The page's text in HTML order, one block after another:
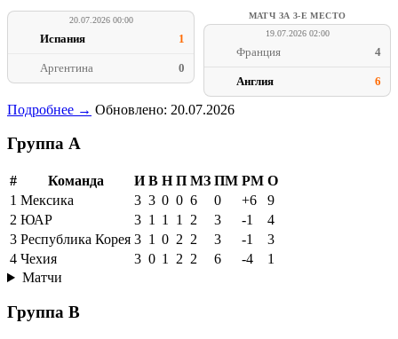
20.07.2026 00:00
Испания 1
Аргентина 0
МАТЧ ЗА 3-Е МЕСТО
19.07.2026 02:00
Франция 4
Англия 6
Подробнее → Обновлено: 20.07.2026
Группа A
# Команда И В Н П МЗ ПМ РМ О
1 Мексика 3 3 0 0 6 0 +6
9
2 ЮАР 3 1 1 1 2 3 -1
4
3 Республика Корея 3 1 0 2 2 3 -1
3
4 Чехия 3 0 1 2 2 6 -4
1
Матчи
Группа B